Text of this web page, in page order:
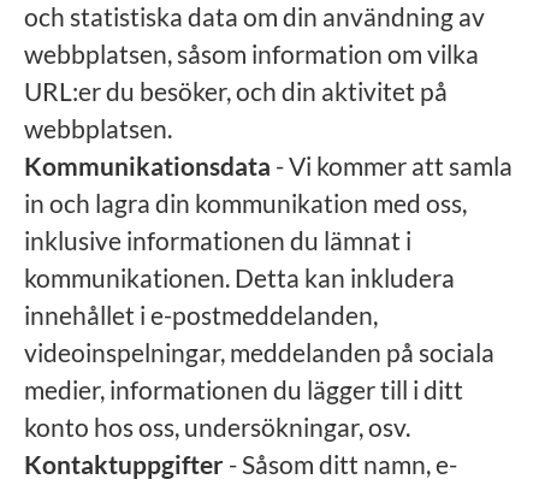
och statistiska data om din användning av
webbplatsen, såsom information om vilka
URL:er du besöker, och din aktivitet på
webbplatsen.
Kommunikationsdata - Vi kommer att samla
in och lagra din kommunikation med oss,
inklusive informationen du lämnat i
kommunikationen. Detta kan inkludera
innehållet i e-postmeddelanden,
videoinspelningar, meddelanden på sociala
medier, informationen du lägger till i ditt
konto hos oss, undersökningar, osv.
Kontaktuppgifter - Såsom ditt namn, e-